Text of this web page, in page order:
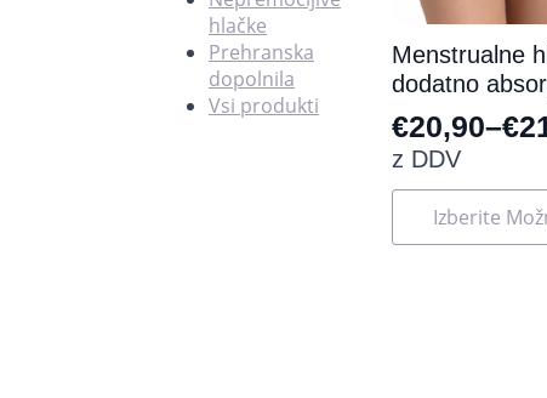
hlačke
Prehranska
dopolnila
Vsi produkti
Menstrualne
dodatno
€20,90–€
Cenovni
razpon:
z DDV
Izberite
izdelek